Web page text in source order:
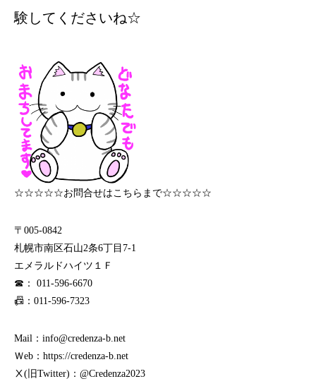
験してくださいね☆
☆☆☆☆☆お問合せはこちらまで☆☆☆☆☆
〒005-0842
札幌市南区石山2条6丁目7-1
エメラルドハイツ１Ｆ
☎： 011-596-6670
📠：011-596-7323
Mail：info@credenza-b.net
Ｗeb：https://credenza-b.net
Ⅹ(旧Twitter)：@Credenza2023